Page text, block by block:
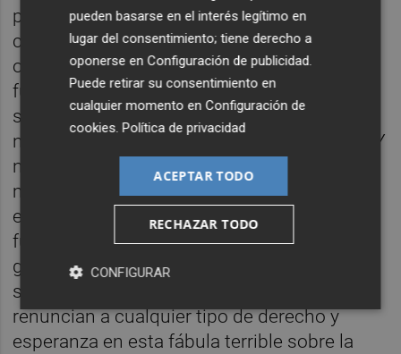
parte de un cíclico tributo caníbal. En este
cuento de terror caribeño, las madres son
obligadas a criar a sus propios hijos como
futuro alimento, en un sacrificio hecho de
sangre y locura. Si se desea sobrevivir aquí,
ninguna mujer puede decidir no ser madre. Y
ninguna madre puede no convertirse en una
mera productora de carne humana para que
el sistema de ofrendas y retribuciones siga
funcionando. En un mundo despiadado de
guerrilleros y narcos, la Selva garantiza la
seguridad a sus habitantes, quienes
renuncian a cualquier tipo de derecho y
esperanza en esta fábula terrible sobre la
pueden basarse en el interés legítimo en
lugar del consentimiento; tiene derecho a
oponerse enConfiguración de publicidad
Puede retirar su consentimiento en
cualquier momento enConfiguración de
cookies .Política de privacidad
ACEPTAR TODO
RECHAZAR TODO
CONFIGURAR